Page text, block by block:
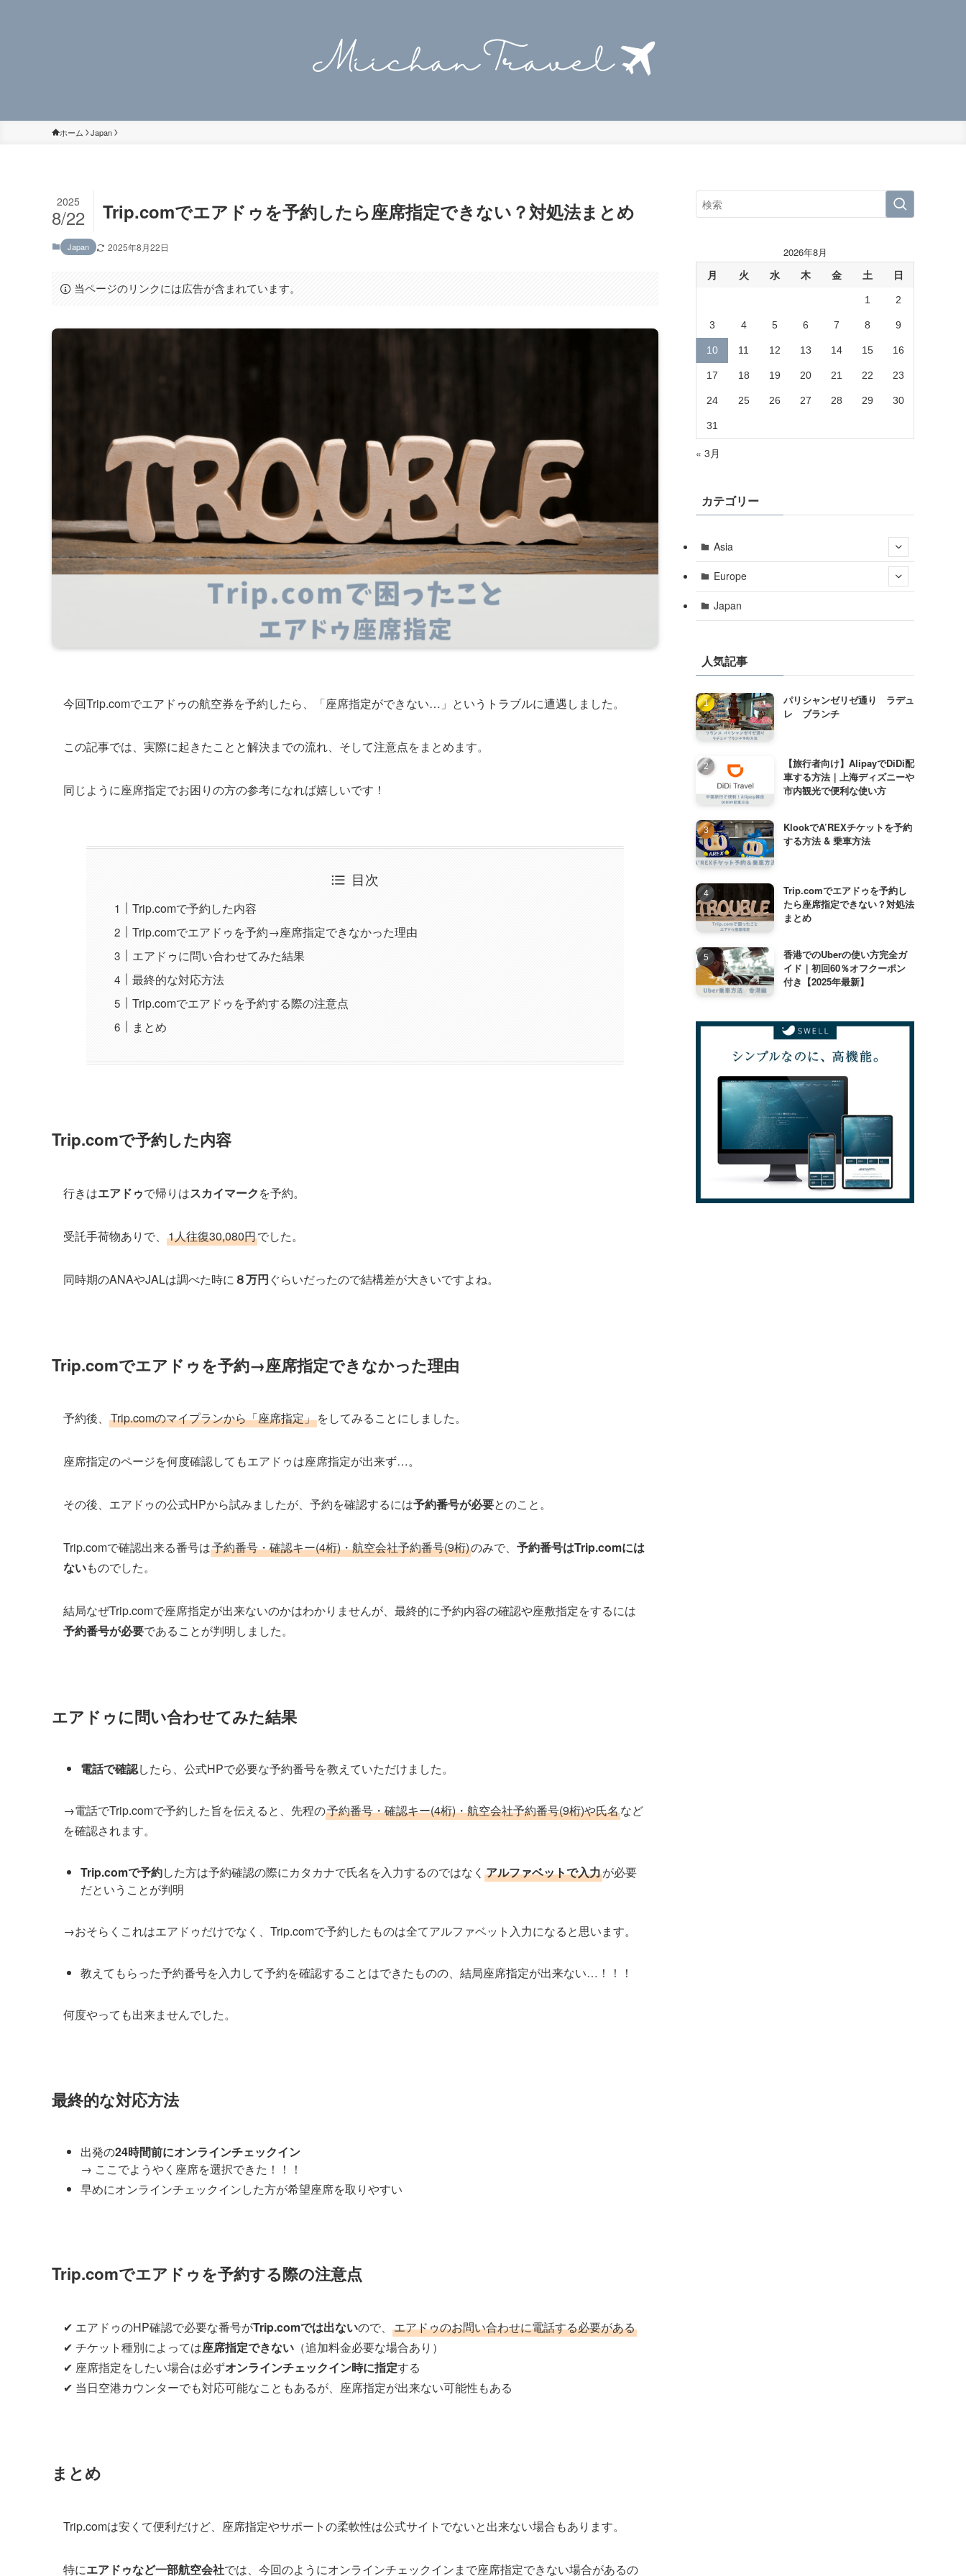
ホーム Japan
Trip.comでエアドゥを予約したら座席指定できない？対処法まとめ
2025
8/22
Japan 2025年8月22日
当ページのリンクには広告が含まれています。
今回Trip.comでエアドゥの航空券を予約したら、「座席指定ができない…」というトラブルに遭遇しました。
この記事では、実際に起きたことと解決までの流れ、そして注意点をまとめます。
同じように座席指定でお困りの方の参考になれば嬉しいです！
目次
Trip.comで予約した内容
Trip.comでエアドゥを予約→座席指定できなかった理由
エアドゥに問い合わせてみた結果
最終的な対応方法
Trip.comでエアドゥを予約する際の注意点
まとめ
Trip.comで予約した内容
行きはエアドゥで帰りはスカイマークを予約。
受託手荷物ありで、 1人往復30,080円でした。
同時期のANAやJALは調べた時に８万円ぐらいだったので結構差が大きいですよね。
Trip.comでエアドゥを予約→座席指定できなかった理由
予約後、 Trip.comのマイプランから「座席指定」をしてみることにしました。
座席指定のページを何度確認してもエアドゥは座席指定が出来ず…。
その後、エアドゥの公式HPから試みましたが、予約を確認するには予約番号が必要とのこと。
Trip.comで確認出来る番号は予約番号・確認キー(4桁)・航空会社予約番号(9桁)のみで、 予約番号はTrip.comには
ないものでした。
結局なぜTrip.comで座席指定が出来ないのかはわかりませんが、最終的に予約内容の確認や座敷指定をするには
予約番号が必要であることが判明しました。
エアドゥに問い合わせてみた結果
電話で確認したら、公式HPで必要な予約番号を教えていただけました。
→電話でTrip.comで予約した旨を伝えると、先程の予約番号・確認キー(4桁)・航空会社予約番号(9桁)や氏名など
を確認されます。
Trip.comで予約した方は予約確認の際にカタカナで氏名を入力するのではなく アルファベットで入力が必要
だということが判明
→おそらくこれはエアドゥだけでなく、Trip.comで予約したものは全てアルファベット入力になると思います。
教えてもらった予約番号を入力して予約を確認することはできたものの、結局座席指定が出来ない…！！！
何度やっても出来ませんでした。
最終的な対応方法
出発の24時間前にオンラインチェックイン
→ ここでようやく座席を選択できた！！！
早めにオンラインチェックインした方が希望座席を取りやすい
Trip.comでエアドゥを予約する際の注意点
✔ エアドゥのHP確認で必要な番号がTrip.comでは出ないので、 エアドゥのお問い合わせに電話する必要がある
✔ チケット種別によっては座席指定できない （追加料金必要な場合あり）
✔ 座席指定をしたい場合は必ずオンラインチェックイン時に指定する
✔ 当日空港カウンターでも対応可能なこともあるが、座席指定が出来ない可能性もある
まとめ
Trip.comは安くて便利だけど、座席指定やサポートの柔軟性は公式サイトでないと出来ない場合もあります。
特にエアドゥなど一部航空会社では、今回のようにオンラインチェックインまで座席指定できない場合があるの
2026年8月
月 火 水 木 金 土 日
1 2
3 4 5 6 7 8 9
10 11 12 13 14 15 16
17 18 19 20 21 22 23
24 25 26 27 28 29 30
31
« 3月
カテゴリー
Asia
Europe
Japan
人気記事
パリシャンゼリゼ通り ラデュ
レ ブランチ
【旅行者向け】AlipayでDiDi配
車する方法｜上海ディズニーや
市内観光で便利な使い方
KlookでA’REXチケットを予約
する方法 & 乗車方法
Trip.comでエアドゥを予約し
たら座席指定できない？対処法
まとめ
香港でのUberの使い方完全ガ
イド｜初回60％オフクーポン
付き【2025年最新】